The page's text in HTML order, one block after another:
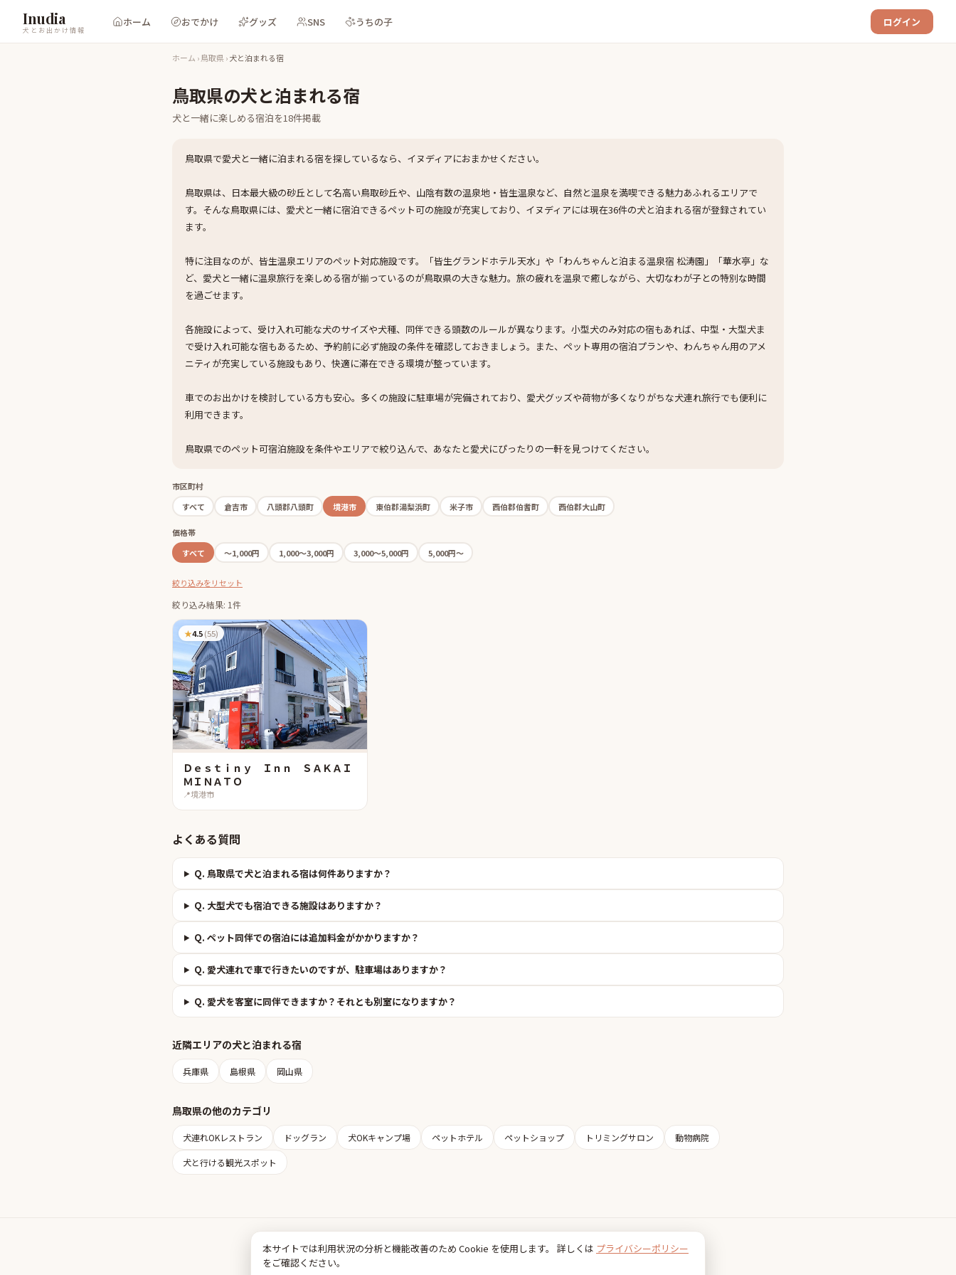
Inudia
犬とお出かけ情報
ホーム おでかけ グッズ SNS うちの子 ログイン
ホーム ›鳥取県›犬と泊まれる宿
鳥取県の犬と泊まれる宿
犬と一緒に楽しめる宿泊を18件掲載
鳥取県で愛犬と一緒に泊まれる宿を探しているなら、イヌディアにおまかせください。
鳥取県は、日本最大級の砂丘として名高い鳥取砂丘や、山陰有数の温泉地・皆生温泉など、自然と温泉を満喫できる魅力あふれるエリアで
す。そんな鳥取県には、愛犬と一緒に宿泊できるペット可の施設が充実しており、イヌディアには現在36件の犬と泊まれる宿が登録されてい
ます。
特に注目なのが、皆生温泉エリアのペット対応施設です。「皆生グランドホテル天水」や「わんちゃんと泊まる温泉宿 松涛園」「華水亭」な
ど、愛犬と一緒に温泉旅行を楽しめる宿が揃っているのが鳥取県の大きな魅力。旅の疲れを温泉で癒しながら、大切なわが子との特別な時間
を過ごせます。
各施設によって、受け入れ可能な犬のサイズや犬種、同伴できる頭数のルールが異なります。小型犬のみ対応の宿もあれば、中型・大型犬ま
で受け入れ可能な宿もあるため、予約前に必ず施設の条件を確認しておきましょう。また、ペット専用の宿泊プランや、わんちゃん用のアメ
ニティが充実している施設もあり、快適に滞在できる環境が整っています。
車でのお出かけを検討している方も安心。多くの施設に駐車場が完備されており、愛犬グッズや荷物が多くなりがちな犬連れ旅行でも便利に
利用できます。
鳥取県でのペット可宿泊施設を条件やエリアで絞り込んで、あなたと愛犬にぴったりの一軒を見つけてください。
市区町村
すべて
倉吉市 八頭郡八頭町 境港市 東伯郡湯梨浜町 米子市 西伯郡伯耆町 西伯郡大山町
価格帯
すべて
〜1,000円 1,000〜3,000円 3,000〜5,000円 5,000円〜
絞り込みをリセット
絞り込み結果: 1件
★4.5(55)
Ｄｅｓｔｉｎｙ Ｉｎｎ ＳＡＫＡＩ
ＭＩＮＡＴＯ
📍境港市
よくある質問
Q. 鳥取県で犬と泊まれる宿は何件ありますか？
Q. 大型犬でも宿泊できる施設はありますか？
Q. ペット同伴での宿泊には追加料金がかかりますか？
Q. 愛犬連れで車で行きたいのですが、駐車場はありますか？
Q. 愛犬を客室に同伴できますか？それとも別室になりますか？
近隣エリアの犬と泊まれる宿
兵庫県 島根県 岡山県
鳥取県の他のカテゴリ
犬連れOKレストラン ドッグラン 犬OKキャンプ場 ペットホテル ペットショップ トリミングサロン 動物病院
犬と行ける観光スポット
Inudia
犬とお出かけ情報
本サイトでは利用状況の分析と機能改善のため Cookie を使用します。 詳しくは プライバシーポリシー
をご確認ください。